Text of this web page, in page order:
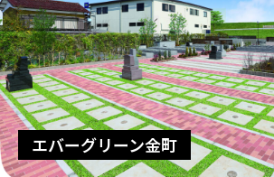
エバーグリーン金町